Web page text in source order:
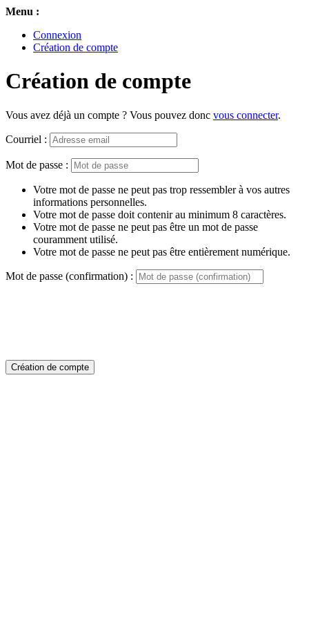
Menu :
Connexion
Création de compte
Création de compte
Vous avez déjà un compte ? Vous pouvez donc vous connecter.
Courriel :
Mot de passe :
Votre mot de passe ne peut pas trop ressembler à vos autres
informations personnelles.
Votre mot de passe doit contenir au minimum 8 caractères.
Votre mot de passe ne peut pas être un mot de passe
couramment utilisé.
Votre mot de passe ne peut pas être entièrement numérique.
Mot de passe (confirmation) :
Création de compte